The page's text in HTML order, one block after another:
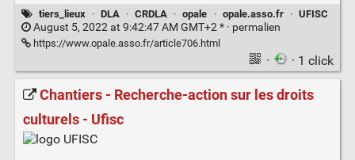
tiers_lieux · DLA · CRDLA · opale · opale.asso.fr · UFISC
August 5, 2022 at 9:42:47 AM GMT+2 * · permalien
https://www.opale.asso.fr/article706.html
· · 1 click
Chantiers - Recherche-action sur les droits
culturels - Ufisc